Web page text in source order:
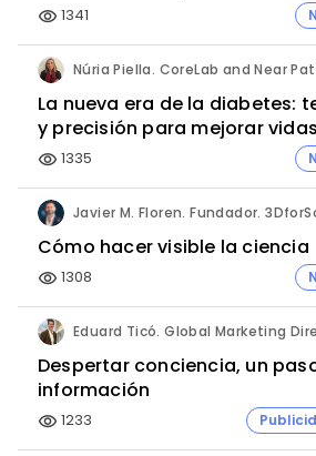
visibility 1341
La nueva era de la diabetes:
y precisión para mejorar vidas
visibility 1335
Javier M. Floren. Fundador.
Cómo hacer visible la ciencia
visibility 1308
Eduard Ticó. Global Marketing
Despertar conciencia, un
información
visibility 1233